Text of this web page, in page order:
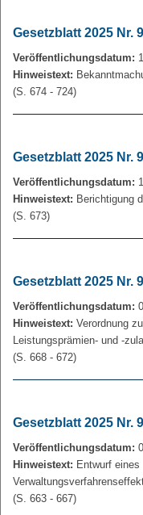
Gesetzblatt 2025 Nr.
Veröffentlichungsdatum:
Hinweistext:
(S. 674 - 724)
Gesetzblatt 2025 Nr.
Veröffentlichungsdatum:
Hinweistext: Berichtigung
(S. 673)
Gesetzblatt 2025 Nr.
Veröffentlichungsdatum:
Hinweistext: Verordnung
Leistungsprämien- und
(S. 668 - 672)
Gesetzblatt 2025 Nr.
Veröffentlichungsdatum:
Hinweistext: Entwurf eines
(S. 663 - 667)